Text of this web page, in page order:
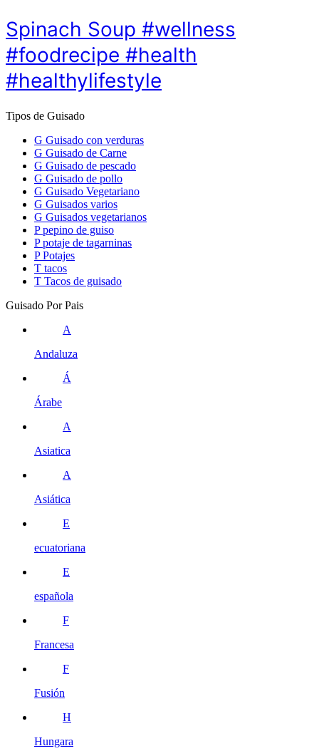
Spinach Soup #wellness
#foodrecipe #health
#healthylifestyle
Tipos de Guisado
G Guisado con verduras
G Guisado de Carne
G Guisado de pescado
G Guisado de pollo
G Guisado Vegetariano
G Guisados varios
G Guisados vegetarianos
P pepino de guiso
P potaje de tagarninas
P Potajes
T tacos
T Tacos de guisado
Guisado Por Pais
A
Andaluza
Á
Árabe
A
Asiatica
A
Asiática
E
ecuatoriana
E
española
F
Francesa
F
Fusión
H
Hungara